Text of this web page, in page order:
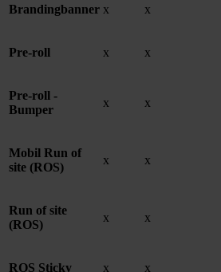
Brandingbanner x x
Pre-roll x x
Pre-roll -
Bumper
x x
Mobil Run of
site (ROS)
x x
Run of site
(ROS)
x x
ROS Sticky x x